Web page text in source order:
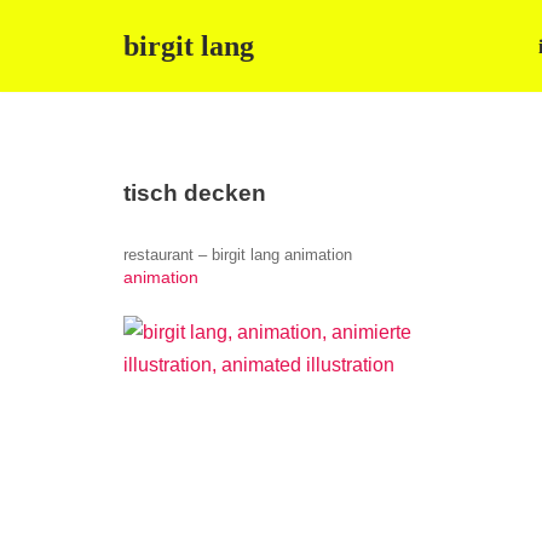
birgit lang
tisch decken
restaurant – birgit lang animation
animation